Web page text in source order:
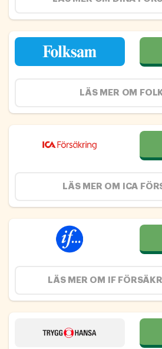
LÄS MER OM
LÄS MER OM ICA
LÄS MER OM IF